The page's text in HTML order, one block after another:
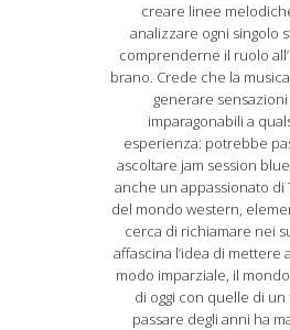
creare linee
analizzare ogni singolo
comprenderne il ruolo
brano. Crede che la
generare
imparagonabili a
esperienza: potrebbe
ascoltare jam session
anche un appassionato di
del mondo western,
cerca di richiamare nei
affascina l’idea di mettere
modo imparziale, il
di oggi con quelle di un
passare degli anni ha